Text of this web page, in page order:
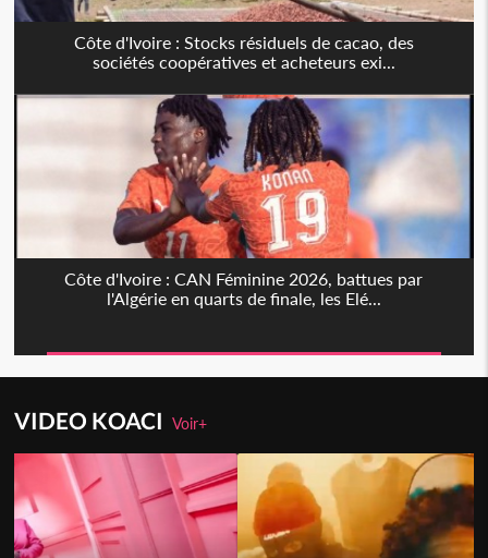
Côte d'Ivoire : Stocks résiduels de cacao, des
sociétés coopératives et acheteurs exi...
Côte d'Ivoire : CAN Féminine 2026, battues par
l'Algérie en quarts de finale, les Elé...
VIDEO KOACIVoir+